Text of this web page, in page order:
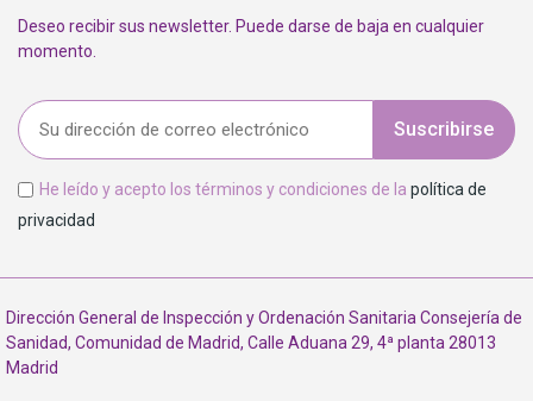
Deseo recibir sus newsletter. Puede darse de baja en cualquier
momento.
Suscribirse
He leído y acepto los términos y condiciones de la política de
privacidad
Dirección General de Inspección y Ordenación Sanitaria Consejería de
Sanidad, Comunidad de Madrid, Calle Aduana 29, 4ª planta 28013
Madrid